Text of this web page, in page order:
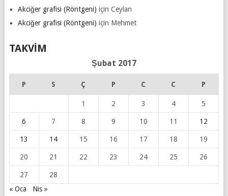
Akciğer grafisi (Röntgeni) için Ceylan
Akciğer grafisi (Röntgeni) için Mehmet
TAKVIM
Şubat 2017
P S Ç P C C P
1 2 3 4 5
6 7 8 9 10 11 12
13 14 15 16 17 18 19
20 21 22 23 24 25 26
27
28
« Oca
Nis »